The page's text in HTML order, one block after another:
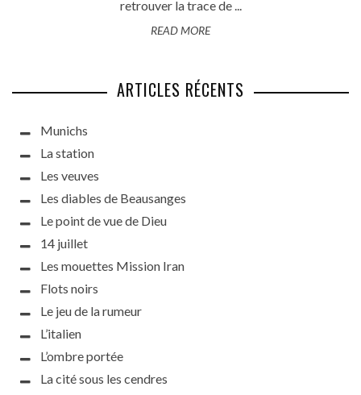
retrouver la trace de ...
READ MORE
ARTICLES RÉCENTS
Munichs
La station
Les veuves
Les diables de Beausanges
Le point de vue de Dieu
14 juillet
Les mouettes Mission Iran
Flots noirs
Le jeu de la rumeur
L’italien
L’ombre portée
La cité sous les cendres